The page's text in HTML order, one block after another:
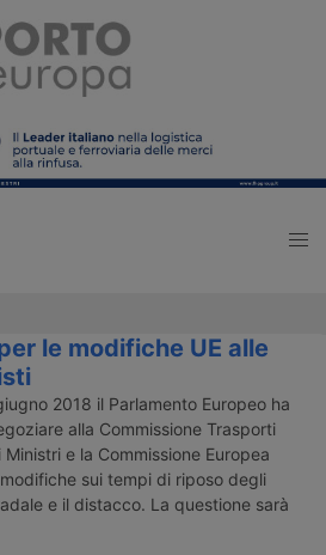
le modifiche UE alle
2018 il Parlamento Europeo ha
alla Commissione Trasporti
e la Commissione Europea
sui tempi di riposo degli
e il distacco. La questione sarà